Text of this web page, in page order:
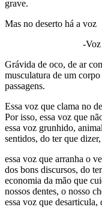
grave.
Mas no deserto há a voz
-Voz
Grávida de oco, de ar
musculatura de um
passagens.
Essa voz que clama no
Por isso, essa voz que
essa voz grunhido,
sentidos, do ter que dizer,
essa voz que arranha o
dos bons discursos, do
economia da mão que
nossos dentes, o nosso
essa voz que desarticula,